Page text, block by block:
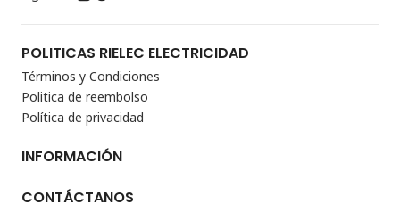
POLITICAS RIELEC ELECTRICIDAD
Términos y Condiciones
Politica de reembolso
Política de privacidad
INFORMACIÓN
CONTÁCTANOS